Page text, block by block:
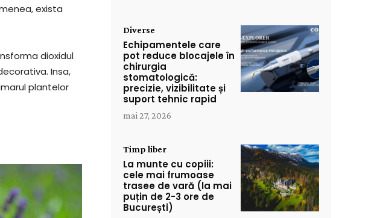
exista
dioxidul
Insa,
plantelor
Diverse
Echipamentele care
pot reduce blocajele în
chirurgia
stomatologică:
precizie, vizibilitate și
suport tehnic rapid
mai 27, 2026
Timp liber
La munte cu copiii:
cele mai frumoase
trasee de vară (la mai
puțin de 2-3 ore de
București)